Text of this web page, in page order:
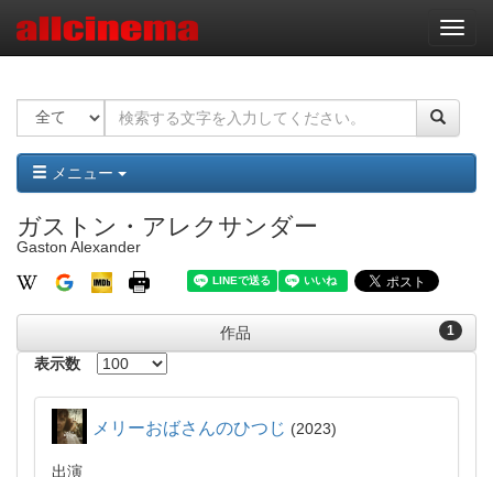
ナ
ビ
ー
ョ
ン
メニュー
ガストン・アレクサンダー
Gaston Alexander
1
作品
表示数
メリーおばさんのひつじ 2023
出演